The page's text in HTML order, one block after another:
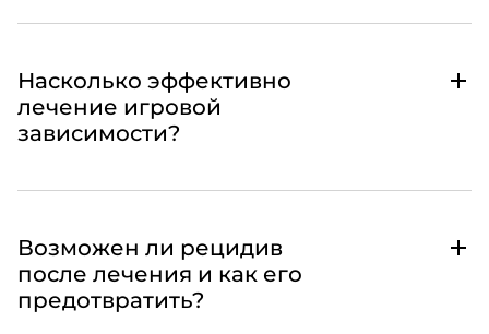
Насколько эффективно
лечение игровой
зависимости?
Возможен ли рецидив
после лечения и как его
предотвратить?